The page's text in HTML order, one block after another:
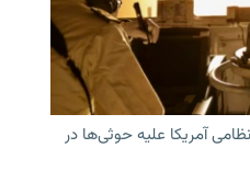
آمریکا علیه حوثی‌ها در